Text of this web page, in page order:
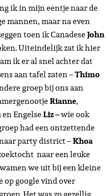
ik in mijn eentje naar de
mannen, maar na even
toen ik CanadeseJohn
Uiteindelijk zat ik hier
ik er al snel achter dat
aan tafel zaten –Thimo
groep bij ons aan
Rianne,
en EngelseLiz –wie ook
had een ontzettende
party district –Khoa
naar een leuke
we uit bij een kleine
google vind over